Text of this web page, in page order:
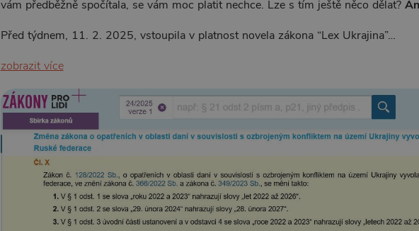
vám předběžně spočítala, se vám moc platit nechce. Lze s tím ještě něco dělat?
Před týdnem, 11. 2. 2025, vstoupila v platnost novela zákona “Lex Ukrajina”…
zobrazit více